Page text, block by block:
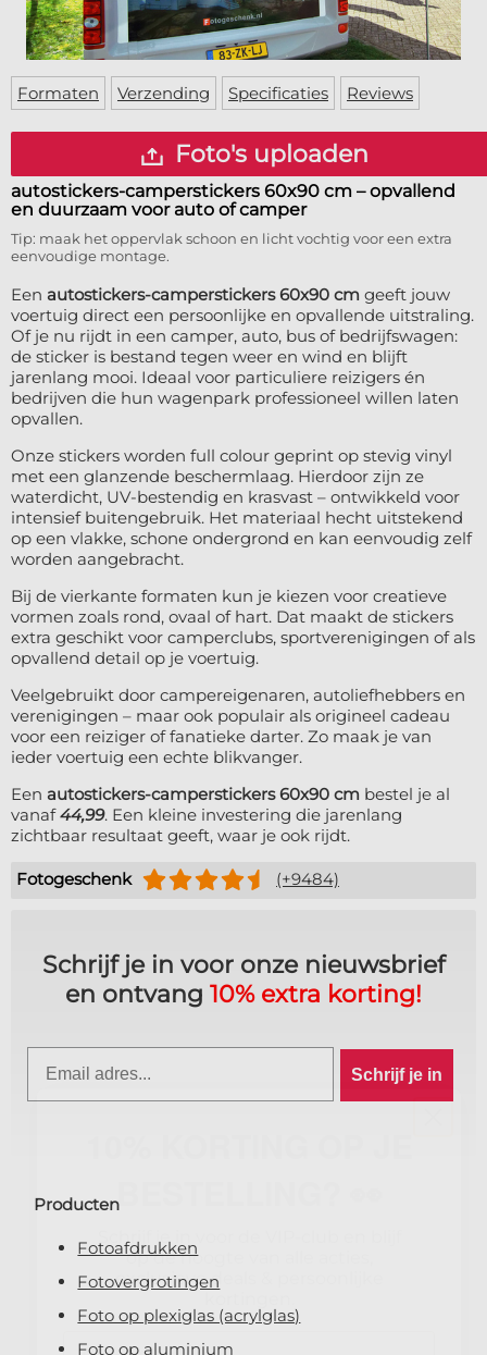
Deurmat
Vloermat
Skateboard deck
Over ons
Levertijden
Inloggen
WhatsApp
Formaten Verzending Specificaties Reviews
Foto's uploaden
autostickers-camperstickers 60x90 cm – opvallend
en duurzaam voor auto of camper
Tip: maak het oppervlak schoon en licht vochtig voor een extra
eenvoudige montage.
Een autostickers-camperstickers 60x90 cm geeft jouw
voertuig direct een persoonlijke en opvallende uitstraling.
Of je nu rijdt in een camper, auto, bus of bedrijfswagen:
de sticker is bestand tegen weer en wind en blijft
jarenlang mooi. Ideaal voor particuliere reizigers én
bedrijven die hun wagenpark professioneel willen laten
opvallen.
Onze stickers worden full colour geprint op stevig vinyl
met een glanzende beschermlaag. Hierdoor zijn ze
waterdicht, UV-bestendig en krasvast – ontwikkeld voor
intensief buitengebruik. Het materiaal hecht uitstekend
op een vlakke, schone ondergrond en kan eenvoudig zelf
worden aangebracht.
Bij de vierkante formaten kun je kiezen voor creatieve
vormen zoals rond, ovaal of hart. Dat maakt de stickers
extra geschikt voor camperclubs, sportverenigingen of als
opvallend detail op je voertuig.
Veelgebruikt door campereigenaren, autoliefhebbers en
verenigingen – maar ook populair als origineel cadeau
voor een reiziger of fanatieke darter. Zo maak je van
ieder voertuig een echte blikvanger.
Een autostickers-camperstickers 60x90 cm bestel je al
vanaf44,99. Een kleine investering die jarenlang
zichtbaar resultaat geeft, waar je ook rijdt.
Fotogeschenk (+9484)
Schrijf je in voor onze nieuwsbrief
en ontvang 10% extra korting!
Schrijf je in
Producten
Fotoafdrukken
Fotovergrotingen
Foto op plexiglas (acrylglas)
Foto op aluminium
10% KORTING OP JE